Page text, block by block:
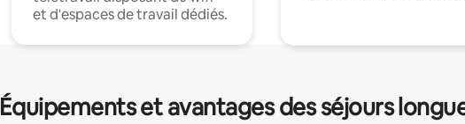
et d'espaces de travail dédiés.
Équipements et avantages des séjours